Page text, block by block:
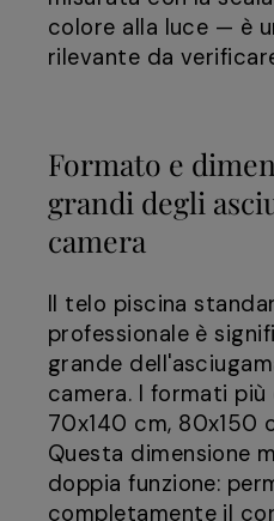
colore alla luce — è
rilevante da
Formato e
grandi degli
camera
Il telo piscina
professionale è
grande
camera. I formati più
70x140 cm, 80x150
Questa dimensione
doppia funzione:
completamente il